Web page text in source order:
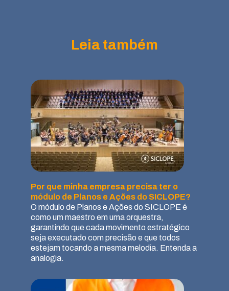
Leia também
Por que minha empresa precisa ter o
módulo de Planos e Ações do SICLOPE?
O módulo de Planos e Ações do SICLOPE é
como um maestro em uma orquestra,
garantindo que cada movimento estratégico
seja executado com precisão e que todos
estejam tocando a mesma melodia. Entenda a
analogia.